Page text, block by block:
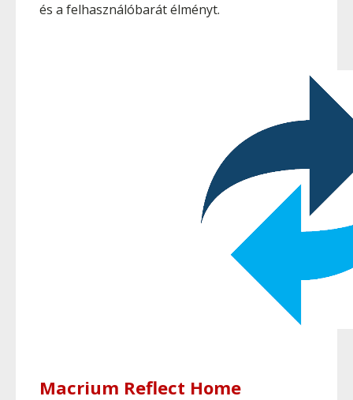
és a felhasználóbarát élményt.
Macrium Reflect Home